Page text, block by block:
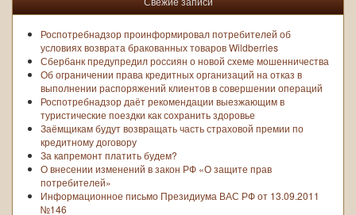
Роспотребнадзор проинформировал потребителей об
условиях возврата бракованных товаров Wildberries
Сбербанк предупредил россиян о новой схеме мошенничества
Об ограничении права кредитных организаций на отказ в
выполнении распоряжений клиентов в совершении операций
Роспотребнадзор даёт рекомендации выезжающим в
туристические поездки как сохранить здоровье
Заёмщикам будут возвращать часть страховой премии по
кредитному договору
За капремонт платить будем?
О внесении изменений в закон РФ «О защите прав
потребителей»
Информационное письмо Президиума ВАС РФ от 13.09.2011
№146